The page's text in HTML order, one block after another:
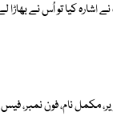
کیا تو اُس نے بھاڑا لے
سے 800 الفاظ پر مشتمل تحریر اپنی تصویر، مکمل نام، فون